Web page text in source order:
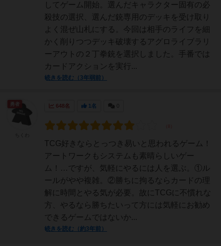
してゲーム開始。選んだキャラクター固有の必
殺技の選択、選んだ銃専用のデッキを受け取り
よく混ぜ山札にする。今回は相手のライフを細
かく削りつつデッキ破壊するアグロライブラリ
ーアウトの２丁拳銃を選択しました。手番では
カードアクションを実行...
続きを読む（3年弱前）
648名 1名
TCG好きならとっつき易いと思われるゲーム！
アートワークもシステムも素晴らしいゲー
ム！…ですが、気軽にやるには人を選ぶ。①ル
ールがやや複雑。②勝ちに拘るならカードの理
解に時間とやる気が必要。故にTCGに不慣れな
方、やるなら勝ちたいって方には気軽にお勧め
できるゲームではないか...
続きを読む（約3年前）
勇者